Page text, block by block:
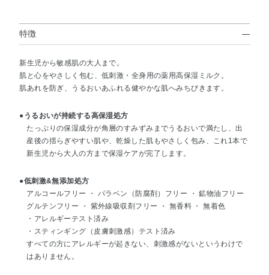
特徴
新生児から敏感肌の大人まで。
肌と心をやさしく包む、低刺激・全身用の薬用高保湿ミルク。
肌あれを防ぎ、うるおいあふれる健やかな肌へみちびきます。
●うるおいが持続する高保湿処方
たっぷりの保湿成分が角層のすみずみまでうるおいで満たし、出
産後の揺らぎやすい肌や、乾燥した肌もやさしく包み、これ1本で
新生児から大人の方まで保湿ケアが完了します。
●低刺激&無添加処方
アルコールフリー ・ パラベン（防腐剤）フリー ・ 鉱物油フリー
グルテンフリー ・ 紫外線吸収剤フリー ・ 無香料 ・ 無着色
・アレルギーテスト済み
・スティンギング（皮膚刺激感）テスト済み
すべての方にアレルギーが起きない、刺激感がないというわけで
はありません。